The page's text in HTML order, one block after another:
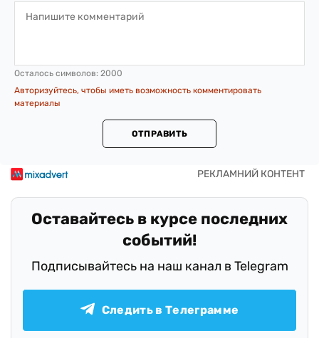
Осталось символов: 2000
Авторизуйтесь, чтобы иметь возможность комментировать
материалы
ОТПРАВИТЬ
Оставайтесь в курсе последних
событий!
Подписывайтесь на наш канал в Telegram
Следить в Телеграмме